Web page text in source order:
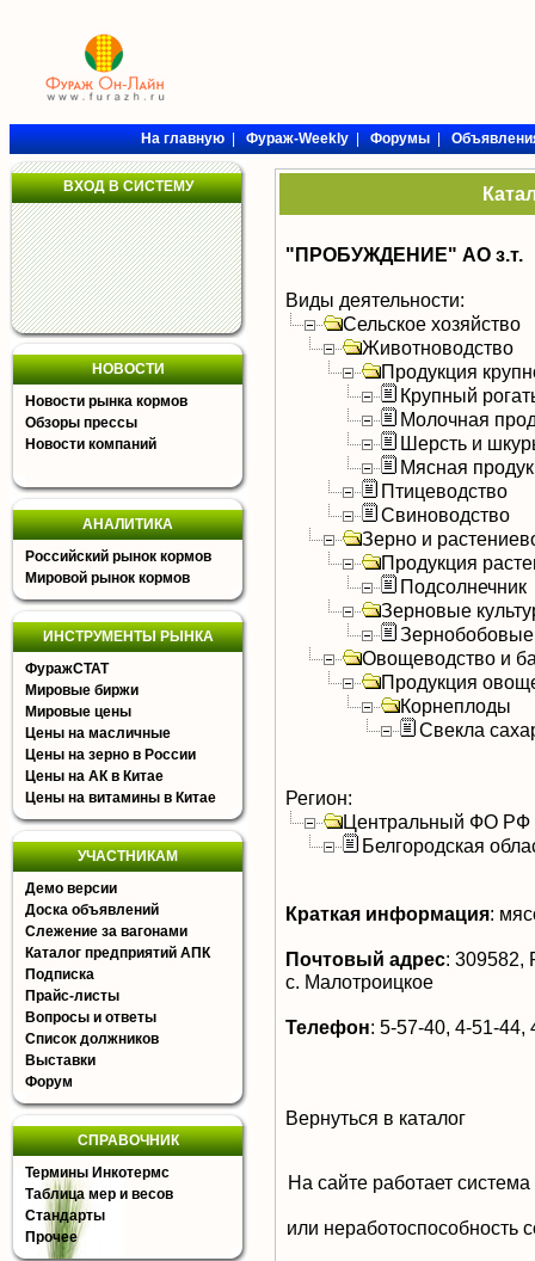
На главную|Фураж-Weekly|Форумы|
ВХОД В СИСТЕМУ
НОВОСТИ
Новости рынка кормов
Обзоры прессы
Новости компаний
АНАЛИТИКА
Российский рынок кормов
Мировой рынок кормов
ИНСТРУМЕНТЫ РЫНКА
ФуражСТАТ
Мировые биржи
Мировые цены
Цены на масличные
Цены на зерно в России
Цены на АК в Китае
Цены на витамины в Китае
УЧАСТНИКАМ
Демо версии
Доска объявлений
Слежение за вагонами
Каталог предприятий АПК
Подписка
Прайс-листы
Вопросы и ответы
Список должников
Выставки
Форум
СПРАВОЧНИК
Термины Инкотермс
Таблица мер и весов
Стандарты
Прочее
"ПРОБУЖДЕНИЕ" АО з.т.
Виды деятельности:
Сельское хозяйство
Животноводство
Продукция
Крупный
Молочная
Шерсть и
Мясная
Птицеводство
Свиноводство
Зерно и
Продукция
Подсолнечник
Зерновые
Зернобобовые
Овощеводство и
Продукция
Корнеплоды
Свекла
Регион:
Центральный ФО РФ
Белгородская
Краткая информация:
Почтовый адрес: 309582,
с. Малотроицкое
Телефон: 5-57-40, 4-51-44,
Вернуться в каталог
На сайте работает
или неработоспособность